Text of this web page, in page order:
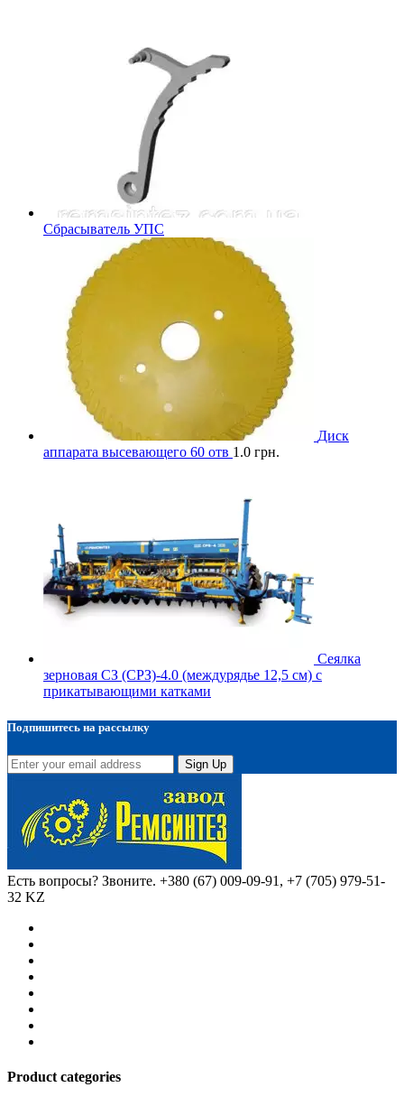
Сбрасыватель УПС
Диск
аппарата высевающего 60 отв 1.0 грн.
Сеялка
зерновая СЗ (СРЗ)-4.0 (междурядье 12,5 см) с
прикатывающими катками
Подпишитесь на рассылку
Sign Up
Есть вопросы? Звоните. +380 (67) 009-09-91, +7 (705) 979-51-
32 KZ
Product categories